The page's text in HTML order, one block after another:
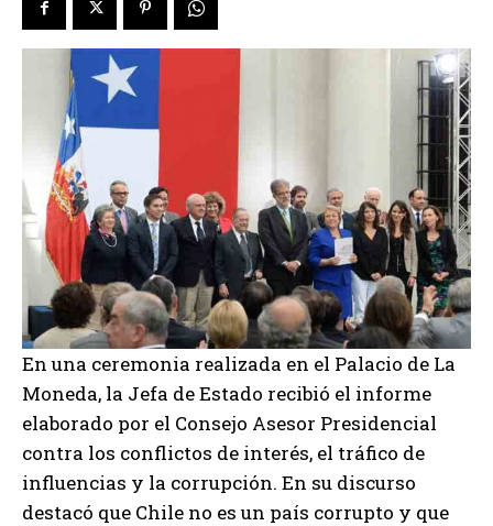
En una ceremonia realizada en el Palacio de La
Moneda, la Jefa de Estado recibió el informe
elaborado por el Consejo Asesor Presidencial
contra los conflictos de interés, el tráfico de
influencias y la corrupción. En su discurso
destacó que Chile no es un país corrupto y que